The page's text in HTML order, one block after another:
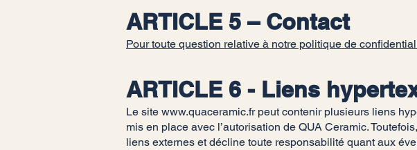
ARTICLE 5 – Contact
Pour toute question relative à notre politique de
ARTICLE 6 - Liens
Le site www.quaceramic.frpeut contenir plusieurs liens
mis en place avec l’autorisation de QUA Ceramic.
liens externes et décline toute responsabilité quant aux